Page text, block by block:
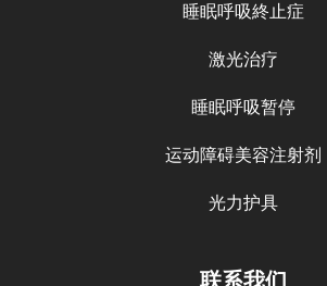
睡眠呼吸終止症
激光治疗
睡眠呼吸暂停
运动障碍美容注射剂
光力护具